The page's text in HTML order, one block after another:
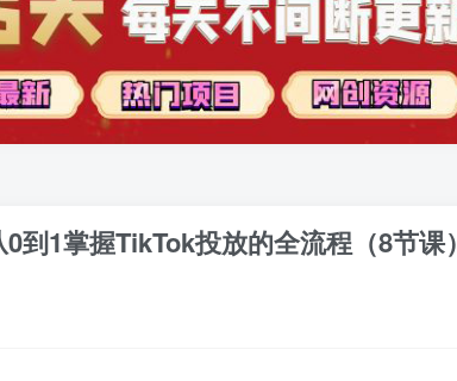
到1掌握TikTok投放的全流程（8节课）